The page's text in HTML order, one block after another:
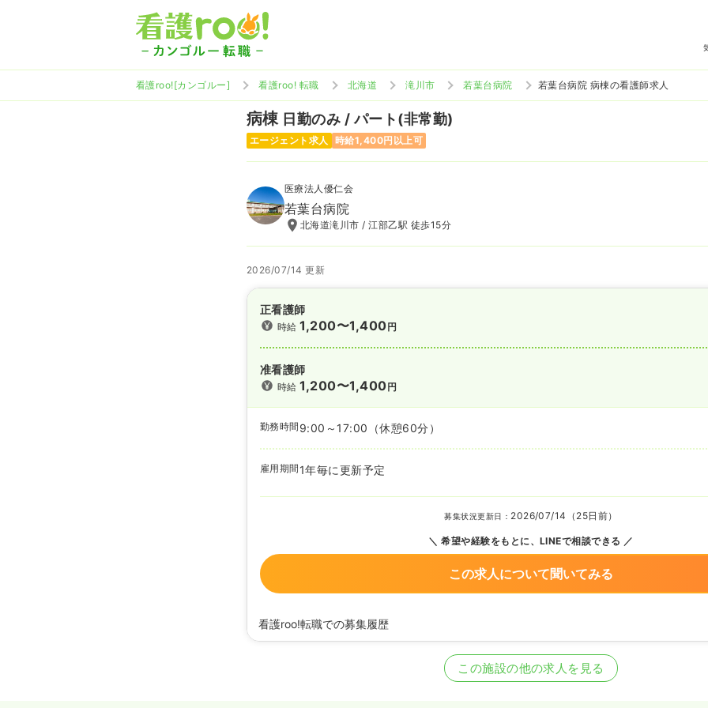
看護roo![カンゴルー] 看護roo! 転職 北海道 滝川市 若葉台病院 若葉台病院 病棟の看護師求人
病棟 日勤のみ / パート(非常勤)
エージェント求人 時給1,400円以上可
医療法人優仁会
若葉台病院
北海道滝川市 / 江部乙駅 徒歩15分
2026/07/14 更新
正看護師
時給1,200〜1,400円
准看護師
時給1,200〜1,400円
勤務時間 9:00～17:00 （休憩60分）
雇用期間 1年毎に更新予定
募集状況更新日： 2026/07/14（25日前）
希望や経験をもとに、LINEで相談できる
この求人について聞いてみる
看護roo!転職での募集履歴
この施設の他の求人を見る